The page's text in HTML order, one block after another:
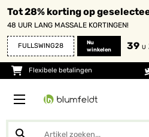
Tot 28% korting op
48 UUR LANG MASSALE KORTINGEN!
FULLSWING28
Nu
winkelen
39 U
Flexibele betalingen